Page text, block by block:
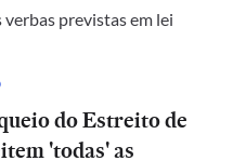
verbas previstas em lei
do Estreito de
'todas' as